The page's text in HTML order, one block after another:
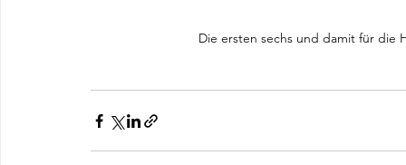
Die ersten sechs und damit für die